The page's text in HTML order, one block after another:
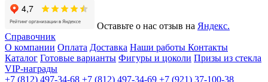
Оставьте о нас отзыв на Яндекс.
Справочник
О компании Оплата Доставка Наши работы Контакты
Каталог Готовые варианты Фигуры и цоколи Призы из стекла
VIP-награды
+7 (812) 497-34-68 +7 (812) 497-34-69 +7 (921) 37-100-38